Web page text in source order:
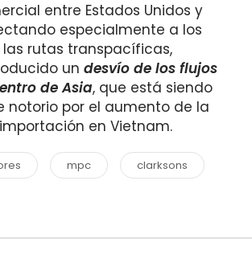
entre Estados Unidos y
especialmente a los
rutas transpacíficas,
un desvío de los flujos
de Asia, que está siendo
notorio por el aumento de la
en Vietnam.
mpc clarksons